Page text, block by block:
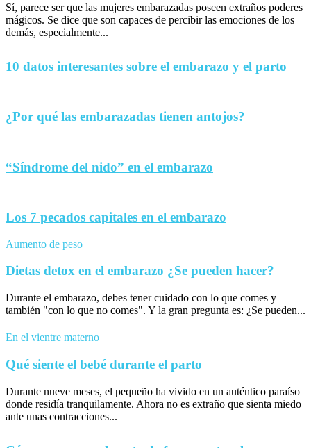
Sí, parece ser que las mujeres embarazadas poseen extraños poderes
mágicos. Se dice que son capaces de percibir las emociones de los
demás, especialmente...
10 datos interesantes sobre el embarazo y el parto
¿Por qué las embarazadas tienen antojos?
“Síndrome del nido” en el embarazo
Los 7 pecados capitales en el embarazo
Aumento de peso
Dietas detox en el embarazo ¿Se pueden hacer?
Durante el embarazo, debes tener cuidado con lo que comes y
también "con lo que no comes". Y la gran pregunta es: ¿Se pueden...
En el vientre materno
Qué siente el bebé durante el parto
Durante nueve meses, el pequeño ha vivido en un auténtico paraíso
donde residía tranquilamente. Ahora no es extraño que sienta miedo
ante unas contracciones...